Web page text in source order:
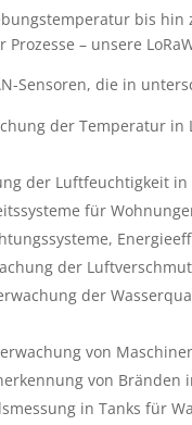
bis
– unsere
Sensoren, die in
der Temperatur in
der Luftfeuchtigkeit in
für
der
der
von
von Bränden
in Tanks für